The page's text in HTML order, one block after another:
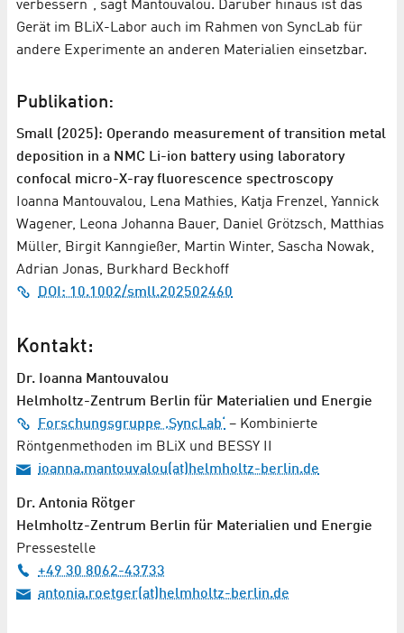
verbessern“, sagt Mantouvalou. Darüber hinaus ist das
Gerät im BLiX-Labor auch im Rahmen von SyncLab für
andere Experimente an anderen Materialien einsetzbar.
Publikation:
Small (2025): Operando measurement of transition metal
deposition in a NMC Li-ion battery using laboratory
confocal micro-X-ray fluorescence spectroscopy
Ioanna Mantouvalou, Lena Mathies, Katja Frenzel, Yannick
Wagener, Leona Johanna Bauer, Daniel Grötzsch, Matthias
Müller, Birgit Kanngießer, Martin Winter, Sascha Nowak,
Adrian Jonas, Burkhard Beckhoff
DOI: 10.1002/smll.202502460
Kontakt:
Dr. Ioanna Mantouvalou
Helmholtz-Zentrum Berlin für Materialien und Energie
Forschungsgruppe ‚SyncLab‘ – Kombinierte
Röntgenmethoden im BLiX und BESSY II
ioanna.mantouvalou(at)helmholtz-berlin.de
Dr. Antonia Rötger
Helmholtz-Zentrum Berlin für Materialien und Energie
Pressestelle
+49 30 8062-43733
antonia.roetger(at)helmholtz-berlin.de